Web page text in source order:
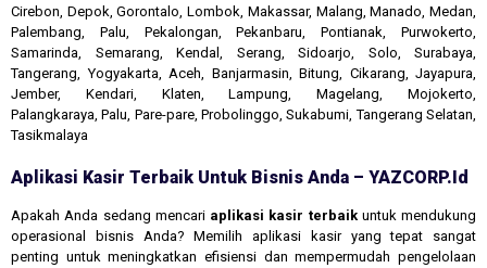
Cirebon, Depok, Gorontalo, Lombok, Makassar, Malang, Manado, Medan,
Palembang, Palu, Pekalongan, Pekanbaru, Pontianak, Purwokerto,
Samarinda, Semarang, Kendal, Serang, Sidoarjo, Solo, Surabaya,
Tangerang, Yogyakarta, Aceh, Banjarmasin, Bitung, Cikarang, Jayapura,
Jember, Kendari, Klaten, Lampung, Magelang, Mojokerto,
Palangkaraya, Palu, Pare-pare, Probolinggo, Sukabumi, Tangerang Selatan,
Tasikmalaya
Aplikasi Kasir Terbaik Untuk Bisnis Anda – YAZCORP.id
Apakah Anda sedang mencari aplikasi kasir terbaikuntuk mendukung
operasional bisnis Anda? Memilih aplikasi kasir yang tepat sangat
penting untuk meningkatkan efisiensi dan mempermudah pengelolaan